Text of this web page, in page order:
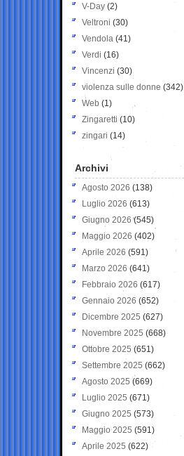
V-Day (2)
Veltroni (30)
Vendola (41)
Verdi (16)
Vincenzi (30)
violenza sulle donne (342)
Web (1)
Zingaretti (10)
zingari (14)
Archivi
Agosto 2026 (138)
Luglio 2026 (613)
Giugno 2026 (545)
Maggio 2026 (402)
Aprile 2026 (591)
Marzo 2026 (641)
Febbraio 2026 (617)
Gennaio 2026 (652)
Dicembre 2025 (627)
Novembre 2025 (668)
Ottobre 2025 (651)
Settembre 2025 (662)
Agosto 2025 (669)
Luglio 2025 (671)
Giugno 2025 (573)
Maggio 2025 (591)
Aprile 2025 (622)